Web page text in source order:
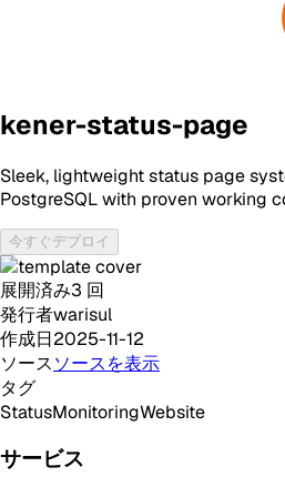
kener-status-page
Sleek, lightweight status page
PostgreSQL with proven working
今すぐデプロイ
展開済み3 回
発行者warisul
作成日2025-11-12
ソースソースを表示
タグ
StatusMonitoringWebsite
サービス